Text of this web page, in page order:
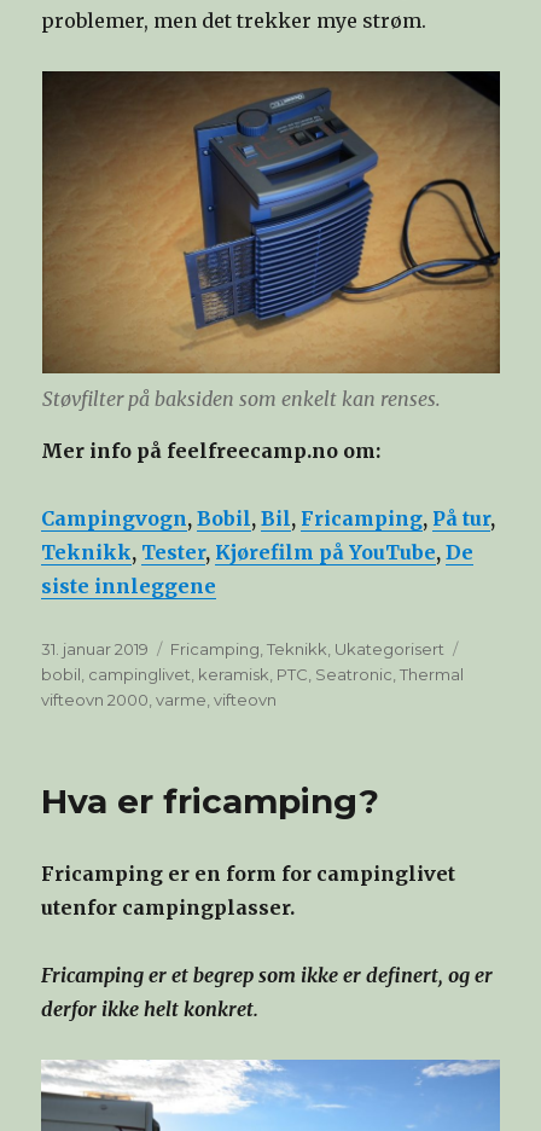
problemer, men det trekker mye strøm.
Støvfilter på baksiden som enkelt kan renses.
Mer info på feelfreecamp.no om:
Campingvogn,Bobil,Bil, Fricamping, På tur,
Teknikk, Tester, Kjørefilm på YouTube,De
siste innleggene
Publisert
31. januar 2019 Kategorier
Fricamping,Teknikk, Ukategorisert
bobil, campinglivet, keramisk, PTC, Seatronic,Thermal
vifteovn 2000,varme,vifteovn
Hva er fricamping?
Fricamping er en form for campinglivet
utenfor campingplasser.
Fricamping er et begrep som ikke er definert, og er
derfor ikke helt konkret.